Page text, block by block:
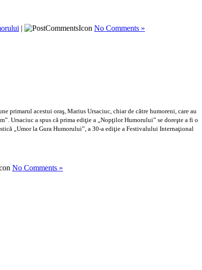
| No Comments »
primarul acestui oraş, Marius Ursaciuc, chiar de către humoreni, care au
Ursaciuc a spus că prima ediţie a „Nopţilor Humorului” se doreşte a fi o
„Umor la Gura Humorului”, a 30-a ediţie a Festivalului Internaţional
No Comments »